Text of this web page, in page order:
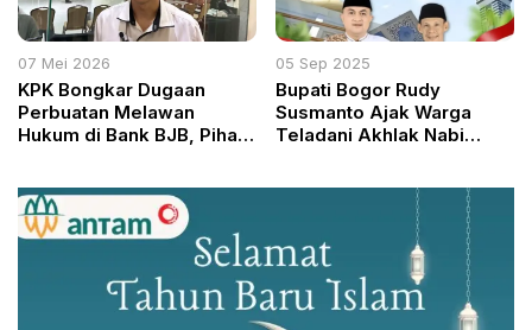
07 Mei 2026
KPK Bongkar Dugaan
Perbuatan Melawan
Hukum di Bank BJB, Pihak
05 Sep 2025
Bupati Bogor Rudy
Susmanto Ajak Warga
Teladani Akhlak Nabi